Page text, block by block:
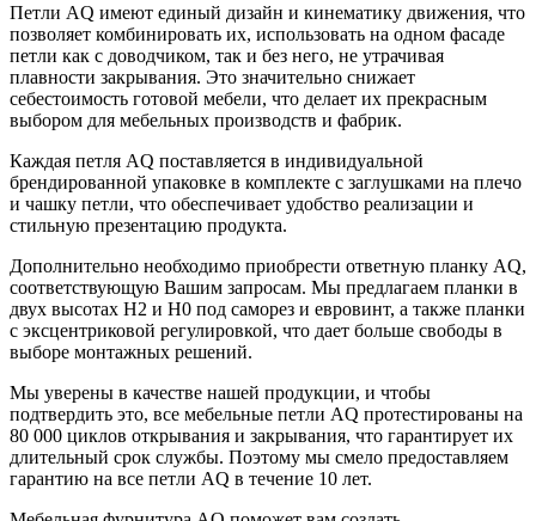
Петли AQ имеют единый дизайн и кинематику движения, что
позволяет комбинировать их, использовать на одном фасаде
петли как с доводчиком, так и без него, не утрачивая
плавности закрывания. Это значительно снижает
себестоимость готовой мебели, что делает их прекрасным
выбором для мебельных производств и фабрик.
Каждая петля AQ поставляется в индивидуальной
брендированной упаковке в комплекте с заглушками на плечо
и чашку петли, что обеспечивает удобство реализации и
стильную презентацию продукта.
Дополнительно необходимо приобрести ответную планку AQ,
соответствующую Вашим запросам. Мы предлагаем планки в
двух высотах Н2 и Н0 под саморез и евровинт, а также планки
с эксцентриковой регулировкой, что дает больше свободы в
выборе монтажных решений.
Мы уверены в качестве нашей продукции, и чтобы
подтвердить это, все мебельные петли AQ протестированы на
80 000 циклов открывания и закрывания, что гарантирует их
длительный срок службы. Поэтому мы смело предоставляем
гарантию на все петли AQ в течение 10 лет.